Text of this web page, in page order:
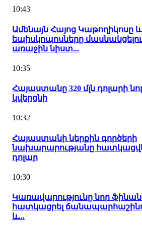
10:43
Ամենայն Հայոց Կաթողիկոսը և
եպիսկոպոսները
առաջին նիստ...
10:35
Հայաստանը 320 մլն դոլարի
կվերցնի
10:32
Հայաստանի ներքին գործերի
նախարարությանը
դոլար
10:30
Կառավարությունը նոր
հատկացրել
և...